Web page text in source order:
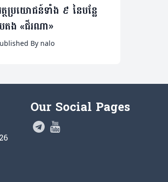
ថប្រយោជន៍​ទាំង ៩ នៃបន្លែ
តង «ជីរណា»
By nalo
Our Social Pages